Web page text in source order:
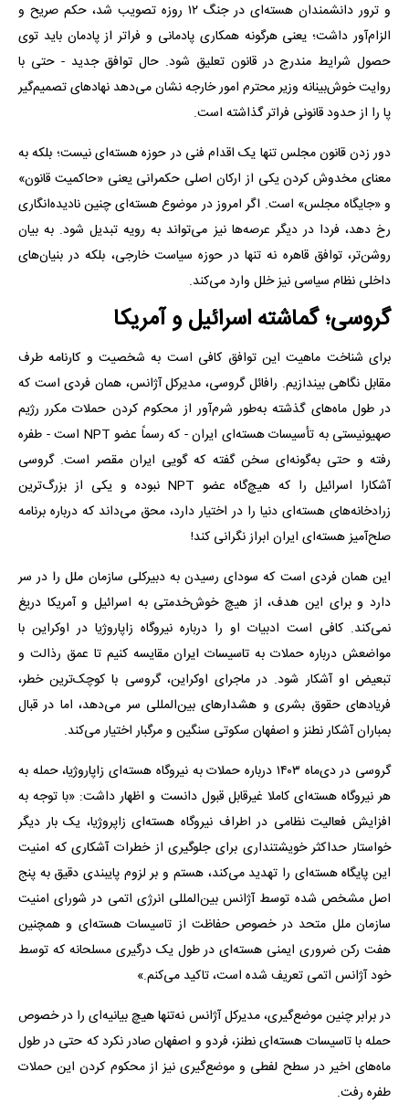
و ترور دانشمندان هسته‌ای در جنگ ‍۱۲ روزه تصویب شد، حکم صریح و
الزام‌آور داشت؛ یعنی هرگونه همکاری پادمانی و فراتر از پادمان باید توی
حصول شرایط مندرج در قانون تعلیق شود. حال توافق جدید - حتی با
روایت خوش‌بینانه وزیر محترم امور خارجه نشان می‌دهد نهادهای تصمیم‌گیر
پا را از حدود قانونی فراتر گذاشته است.
دور زدن قانون مجلس تنها یک اقدام فنی در حوزه هسته‌ای نیست؛ بلکه به
معنای مخدوش کردن یکی از ارکان اصلی حکمرانی یعنی «حاکمیت قانون»
و «جایگاه مجلس» است. اگر امروز در موضوع هسته‌ای چنین نادیده‌انگاری
رخ دهد، فردا در دیگر عرصه‌ها نیز می‌تواند به رویه تبدیل شود. به بیان
روشن‌تر، توافق قاهره نه تنها در حوزه سیاست خارجی، بلکه در بنیان‌های
داخلی نظام سیاسی نیز خلل وارد می‌کند.
گروسی؛ گماشته اسرائیل و آمریکا
برای شناخت ماهیت این توافق کافی است به شخصیت و کارنامه طرف
مقابل نگاهی بیندازیم. رافائل گروسی، مدیرکل آژانس، همان فردی است که
در طول ماه‌های گذشته به‌طور شرم‌آور از محکوم کردن حملات مکرر رژیم
صهیونیستی به تأسیسات هسته‌ای ایران - که رسماً عضو NPT است - طفره
رفته و حتی به‌گونه‌ای سخن گفته که گویی ایران مقصر است. گروسی
آشکارا اسرائیل را که هیچ‌گاه عضو NPT نبوده و یکی از بزرگ‌ترین
زرادخانه‌های هسته‌ای دنیا را در اختیار دارد، محق می‌داند که درباره برنامه
صلح‌آمیز هسته‌ای ایران ابراز نگرانی کند!
این همان فردی است که سودای رسیدن به دبیرکلی سازمان ملل را در سر
دارد و برای این هدف، از هیچ خوش‌خدمتی به اسرائیل و آمریکا دریغ
نمی‌کند. کافی است ادبیات او را درباره نیروگاه زاپاروژیا در اوکراین با
مواضعش درباره حملات به تاسیسات ایران مقایسه کنیم تا عمق رذالت و
تبعیض او آشکار شود. در ماجرای اوکراین، گروسی با کوچک‌ترین خطر،
فریادهای حقوق بشری و هشدارهای بین‌المللی سر می‌دهد، اما در قبال
بمباران آشکار نطنز و اصفهان سکوتی سنگین و مرگبار اختیار می‌کند.
گروسی در دی‌ماه ۱۴۰۳ درباره حملات به نیروگاه هسته‌ای زاپاروژیا، حمله به
هر نیروگاه هسته‌ای کاملا غیرقابل قبول دانست و اظهار داشت: «با توجه به
افزایش فعالیت نظامی در اطراف نیروگاه هسته‌ای زاپروژیا، یک بار دیگر
خواستار حداکثر خویشتنداری برای جلوگیری از خطرات آشکاری که امنیت
این پایگاه هسته‌ای را تهدید می‌کند، هستم و بر لزوم پایبندی دقیق به پنج
اصل مشخص شده توسط آژانس بین‌المللی انرژی اتمی در شورای امنیت
سازمان ملل متحد در خصوص حفاظت از تاسیسات هسته‌ای و همچنین
هفت رکن ضروری ایمنی هسته‌ای در طول یک درگیری مسلحانه که توسط
خود آژانس اتمی تعریف شده است، تاکید می‌کنم.»
در برابر چنین موضع‌گیری، مدیرکل آژانس نه‌تنها هیچ بیانیه‌ای را در خصوص
حمله با تاسیسات هسته‌ای نطنز، فردو و اصفهان صادر نکرد که حتی در طول
ماه‌های اخیر در سطح لفطی و موضع‌گیری نیز از محکوم کردن این حملات
طفره رفت.